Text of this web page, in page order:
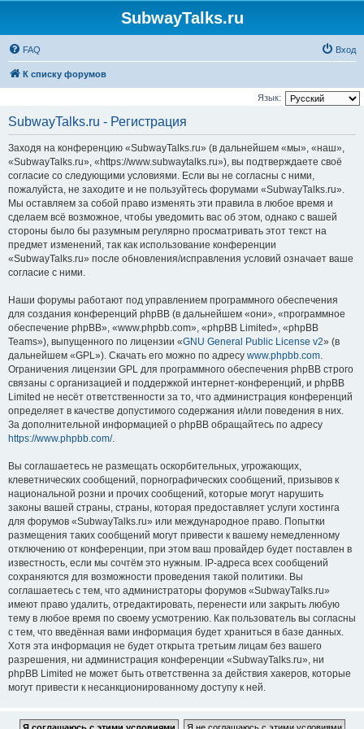
SubwayTalks.ru
FAQ Вход
К списку форумов
Язык:
SubwayTalks.ru - Регистрация
Заходя на конференцию «SubwayTalks.ru» (в дальнейшем «мы», «наш»,
«SubwayTalks.ru», «https://www.subwaytalks.ru»), вы подтверждаете своё
согласие со следующими условиями. Если вы не согласны с ними,
пожалуйста, не заходите и не пользуйтесь форумами «SubwayTalks.ru».
Мы оставляем за собой право изменять эти правила в любое время и
сделаем всё возможное, чтобы уведомить вас об этом, однако с вашей
стороны было бы разумным регулярно просматривать этот текст на
предмет изменений, так как использование конференции
«SubwayTalks.ru» после обновления/исправления условий означает ваше
согласие с ними.
Наши форумы работают под управлением программного обеспечения
для создания конференций phpBB (в дальнейшем «они», «программное
обеспечение phpBB», «www.phpbb.com», «phpBB Limited», «phpBB
Teams»), выпущенного по лицензии «GNU General Public License v2» (в
дальнейшем «GPL»). Скачать его можно по адресу www.phpbb.com.
Ограничения лицензии GPL для программного обеспечения phpBB строго
связаны с организацией и поддержкой интернет-конференций, и phpBB
Limited не несёт ответственности за то, что администрация конференций
определяет в качестве допустимого содержания и/или поведения в них.
За дополнительной информацией о phpBB обращайтесь по адресу
https://www.phpbb.com/.
Вы соглашаетесь не размещать оскорбительных, угрожающих,
клеветнических сообщений, порнографических сообщений, призывов к
национальной розни и прочих сообщений, которые могут нарушить
законы вашей страны, страны, которая предоставляет услуги хостинга
для форумов «SubwayTalks.ru» или международное право. Попытки
размещения таких сообщений могут привести к вашему немедленному
отключению от конференции, при этом ваш провайдер будет поставлен в
известность, если мы сочтём это нужным. IP-адреса всех сообщений
сохраняются для возможности проведения такой политики. Вы
соглашаетесь с тем, что администраторы форумов «SubwayTalks.ru»
имеют право удалить, отредактировать, перенести или закрыть любую
тему в любое время по своему усмотрению. Как пользователь вы согласны
с тем, что введённая вами информация будет храниться в базе данных.
Хотя эта информация не будет открыта третьим лицам без вашего
разрешения, ни администрация конференции «SubwayTalks.ru», ни
phpBB Limited не может быть ответственна за действия хакеров, которые
могут привести к несанкционированному доступу к ней.